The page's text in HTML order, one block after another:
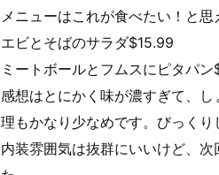
メニューはこれが食べたい！と
エビとそばのサラダ$15.99
ミートボールとフムスにピタパ
感想はとにかく味が濃すぎて、
理もかなり少なめです。びっく
内装雰囲気は抜群にいいけど、